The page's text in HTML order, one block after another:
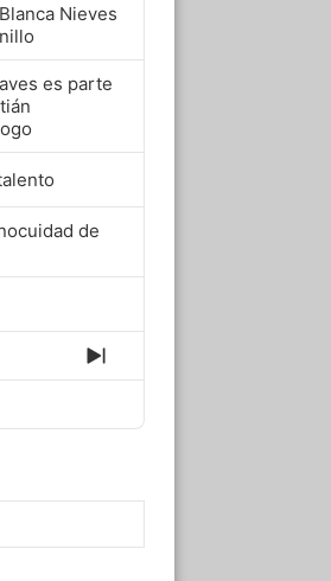
Nieves
es parte
de
Next
Episode